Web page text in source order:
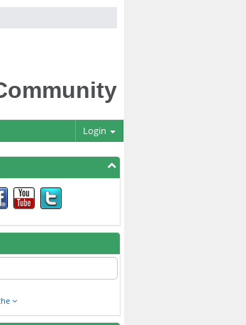
Login